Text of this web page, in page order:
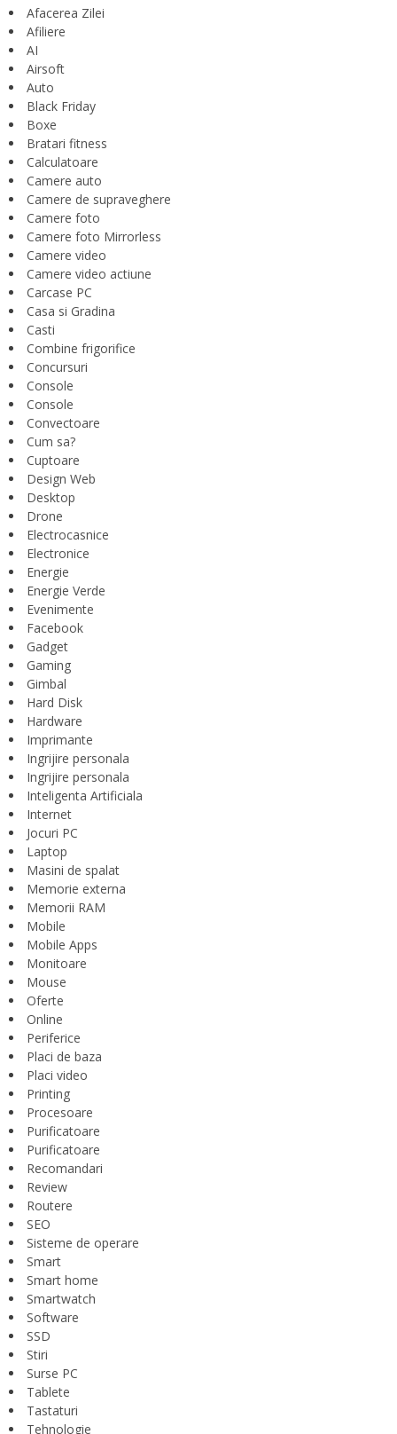
Afacerea Zilei
Afiliere
AI
Airsoft
Auto
Black Friday
Boxe
Bratari fitness
Calculatoare
Camere auto
Camere de supraveghere
Camere foto
Camere foto Mirrorless
Camere video
Camere video actiune
Carcase PC
Casa si Gradina
Casti
Combine frigorifice
Concursuri
Console
Console
Convectoare
Cum sa?
Cuptoare
Design Web
Desktop
Drone
Electrocasnice
Electronice
Energie
Energie Verde
Evenimente
Facebook
Gadget
Gaming
Gimbal
Hard Disk
Hardware
Imprimante
Ingrijire personala
Ingrijire personala
Inteligenta Artificiala
Internet
Jocuri PC
Laptop
Masini de spalat
Memorie externa
Memorii RAM
Mobile
Mobile Apps
Monitoare
Mouse
Oferte
Online
Periferice
Placi de baza
Placi video
Printing
Procesoare
Purificatoare
Purificatoare
Recomandari
Review
Routere
SEO
Sisteme de operare
Smart
Smart home
Smartwatch
Software
SSD
Stiri
Surse PC
Tablete
Tastaturi
Tehnologie